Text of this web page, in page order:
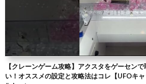
【クレーンゲーム攻略】アクスタをゲーセン
い！オススメの設定と攻略法はコレ【UFOキ